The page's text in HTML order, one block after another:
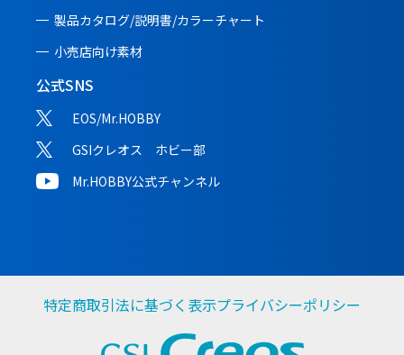
製品カタログ/説明書/カラーチャート
小売店向け素材
公式SNS
EOS/Mr.HOBBY
GSIクレオス ホビー部
Mr.HOBBY公式チャンネル
特定商取引法に基づく表示プライバシーポリシー